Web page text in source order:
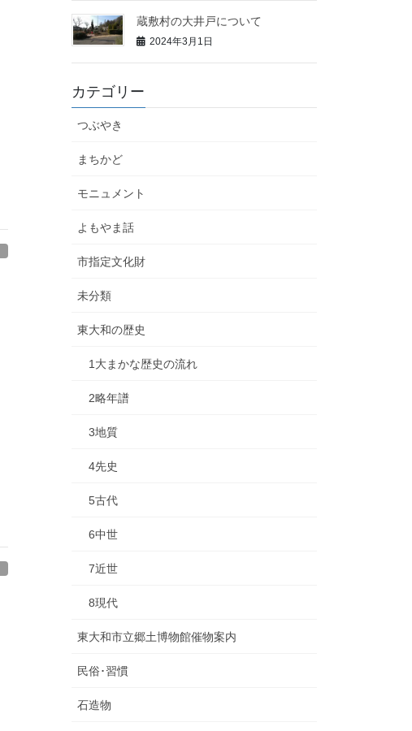
蔵敷村の大井戸について
2024年3月1日
カテゴリー
つぶやき
まちかど
モニュメント
よもやま話
市指定文化財
未分類
東大和の歴史
1大まかな歴史の流れ
2略年譜
3地質
4先史
5古代
6中世
7近世
8現代
東大和市立郷土博物館催物案内
民俗･習慣
石造物